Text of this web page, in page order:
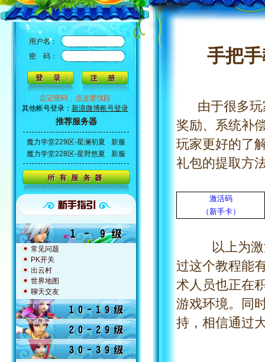
手把
由于很多玩
奖励、系统补
玩家更好的了
礼包的提取方
激活码
（新手卡）
以上为激活
过这个教程能
术人员也正在
游戏环境。同
持，相信通过
用户名：
密 码：
忘记密码，点这里找回
其他帐号登录： 新浪微博帐号登录
推荐服务器
魔力学堂229区-星澜初夏
新服
魔力学堂228区-星野悠夏
新服
常见问题
PK开关
出云村
世界地图
聊天交友